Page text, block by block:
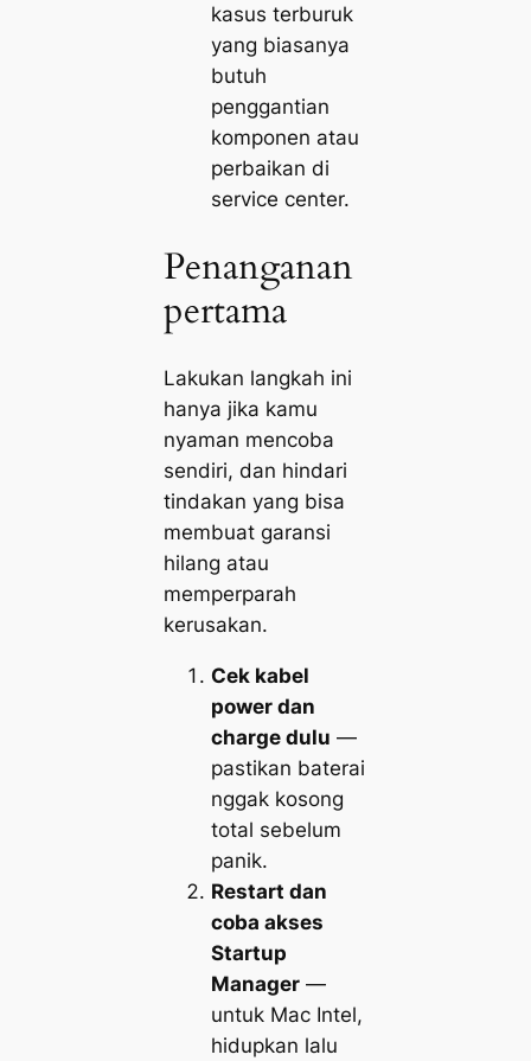
kasus terburuk
yang biasanya
butuh
penggantian
komponen atau
perbaikan di
service center.
Penanganan
pertama
Lakukan langkah ini
hanya jika kamu
nyaman mencoba
sendiri, dan hindari
tindakan yang bisa
membuat garansi
hilang atau
memperparah
kerusakan.
Cek kabel
power dan
charge dulu —
pastikan baterai
nggak kosong
total sebelum
panik.
Restart dan
coba akses
Startup
Manager—
untuk Mac Intel,
hidupkan lalu